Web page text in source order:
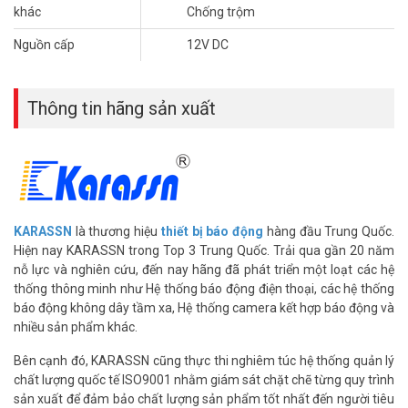
khác
Chống trộm
Nguồn cấp 12V DC
Thông tin hãng sản xuất
KARASSN là thương hiệu thiết bị báo động hàng đầu Trung Quốc.
Hiện nay KARASSN trong Top 3 Trung Quốc. Trải qua gần 20 năm
nỗ lực và nghiên cứu, đến nay hãng đã phát triển một loạt các hệ
thống thông minh như Hệ thống báo động điện thoại, các hệ thống
báo động không dây tầm xa, Hệ thống camera kết hợp báo động và
nhiều sản phẩm khác.
Bên cạnh đó, KARASSN cũng thực thi nghiêm túc hệ thống quản lý
chất lượng quốc tế ISO9001 nhằm giám sát chặt chẽ từng quy trình
sản xuất để đảm bảo chất lượng sản phẩm tốt nhất đến người tiêu